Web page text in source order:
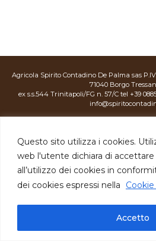
Questo sito utilizza i cookies.
web l'utente dichiara di
all’utilizzo dei cookies in
dei cookies espressi nella
Accetto
Agricola Spirito Contadino De Palma sas
71040 Borgo
ex s.s.544 Trinitapoli/FG n. 57/C tel +39